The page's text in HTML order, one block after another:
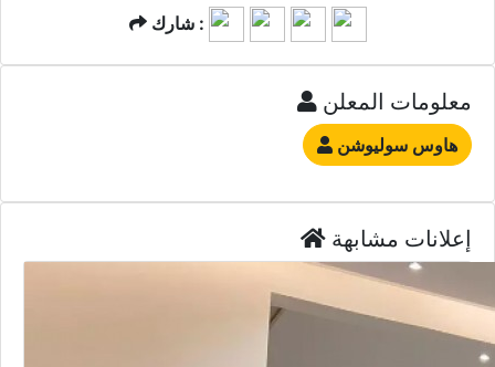
شارك :
معلومات المعلن
هاوس سوليوشن
إعلانات مشابهة